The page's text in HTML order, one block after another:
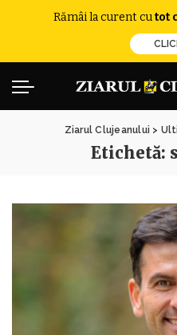
Rămâi la curent cutot
Ziarul Clujeanului >
Etichetă: